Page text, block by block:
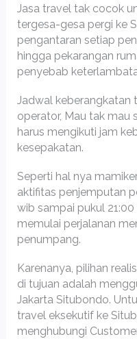
Jasa travel tak cocok
tergesa-gesa pergi ke
pengantaran setiap
hingga pekarangan
penyebab
Jadwal keberangkatan
operator, Mau tak mau
harus mengikuti jam
kesepakatan.
Seperti hal nya
aktifitas penjemputan
wib sampai pukul
memulai perjalanan
penumpang.
Karenanya, pilihan
di tujuan adalah
Jakarta Situbondo.
travel eksekutif ke
menghubungi